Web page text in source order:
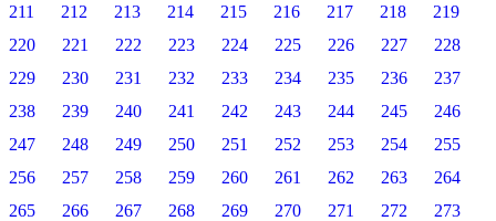
211
212 213 214 215 216 217 218
219
220
221 222 223 224 225 226 227
228
229
230 231 232 233 234 235 236
237
238
239 240 241 242 243 244 245
246
247
248 249 250 251 252 253 254
255
256
257 258 259 260 261 262 263
264
265
266 267 268 269 270 271 272
273